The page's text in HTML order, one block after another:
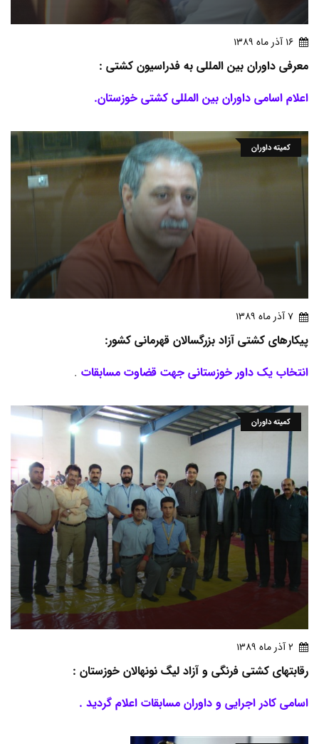
16 آذر ماه 1389
معرفی داوران بین المللی به فدراسیون کشتی :
اعلام اسامی داوران بین المللی کشتی خوزستان.
کمیته داوران
7 آذر ماه 1389
پیکارهای کشتی آزاد بزرگسالان قهرمانی کشور:
انتخاب یک داور خوزستانی جهت قضاوت مسابقات .
کمیته داوران
2 آذر ماه 1389
رقابتهای کشتی فرنگی و آزاد لیگ نونهالان خوزستان :
اسامی کادر اجرایی و داوران مسابقات اعلام گردید .